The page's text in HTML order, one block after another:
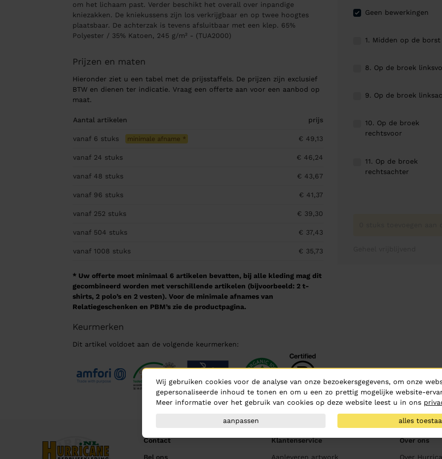
om het lichaam past. Verder beschikt het overall over inpandige
kniezakken. De kniekussens zijn los verkrijgbaar en op twee hoogtes
plaatsbaar. De achterzak is tevens afsluitbaar met een klep. 65%
Polyester / 35% Katoen, 245 g/m² - (TUA2000)
Prijzen en maten
Hieronder ziet u een tabel met de prijsstaffels. De prijzen zijn exclusief
BTW en dienen ter indicatie. Vraag een offerte aan voor een aanbod op
maat.
Aantal artikelen prijs
vanaf 6 stuks minimale afname * € 49,13
vanaf 24 stuks € 46,24
vanaf 48 stuks € 43,67
vanaf 96 stuks € 41,37
vanaf 252 stuks € 39,30
vanaf 504 stuks € 37,43
vanaf 1008 stuks € 35,73
* Uw offerte moet minimaal 6 artikelen bevatten, bij alle kleding mag dit
gecombineerd worden met verschillende artikelen (bijvoorbeeld: 2 t-
shirts, 2 polo’s en 2 vesten). Voor de minimale afnames van
Relatiegeschenken en PBM’s zie de productpagina.
Keurmerken
Dit artikel voldoet aan de volgende keurmerken:
Geen bewerkingen
1. Midden op de borst
8. Op de broek
9. Op de broek
10. Op de broek
rechtsvoor
11. Op de broek
rechtsachter
Contact
Bel ons
Klantenservice
Aanleveren artwork
Over ons
Over
Wij gebruiken cookies voor de analyse van onze bezoekersgegevens, om onze
gepersonaliseerde inhoud te tonen en om u een zo prettig mogelijke website-
Meer informatie over het gebruik van cookies op deze website leest u in ons
aanpassen alles